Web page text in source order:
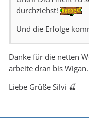
durchziehst!
Und die Erfolge
Danke für die netten
arbeite dran bis
Liebe Grüße Silvi 🍒